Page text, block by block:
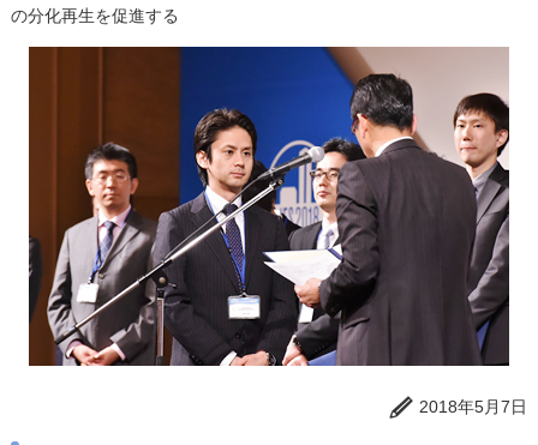
の分化再生を促進する
2018年5月7日